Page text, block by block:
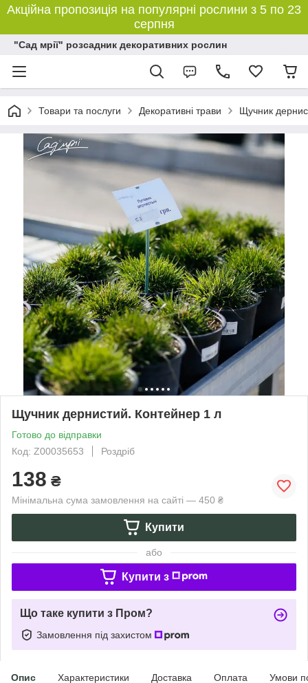
Акційна пропозиція на популярні рослини з 5 по 23
серпня
"Сад мрії" розсадник декоративних рослин
Товари та послуги Декоративні трави Щучник
Щучник дернистий. Контейнер 1 л
Готово до відправки
Код: Z00035653
Роздріб
138 ₴
Мінімальна сума замовлення на сайті — 450 ₴
Купити
або
Купити з
Що таке купити з Пром?
Замовлення під захистом
Опис Характеристики Доставка Оплата Умови